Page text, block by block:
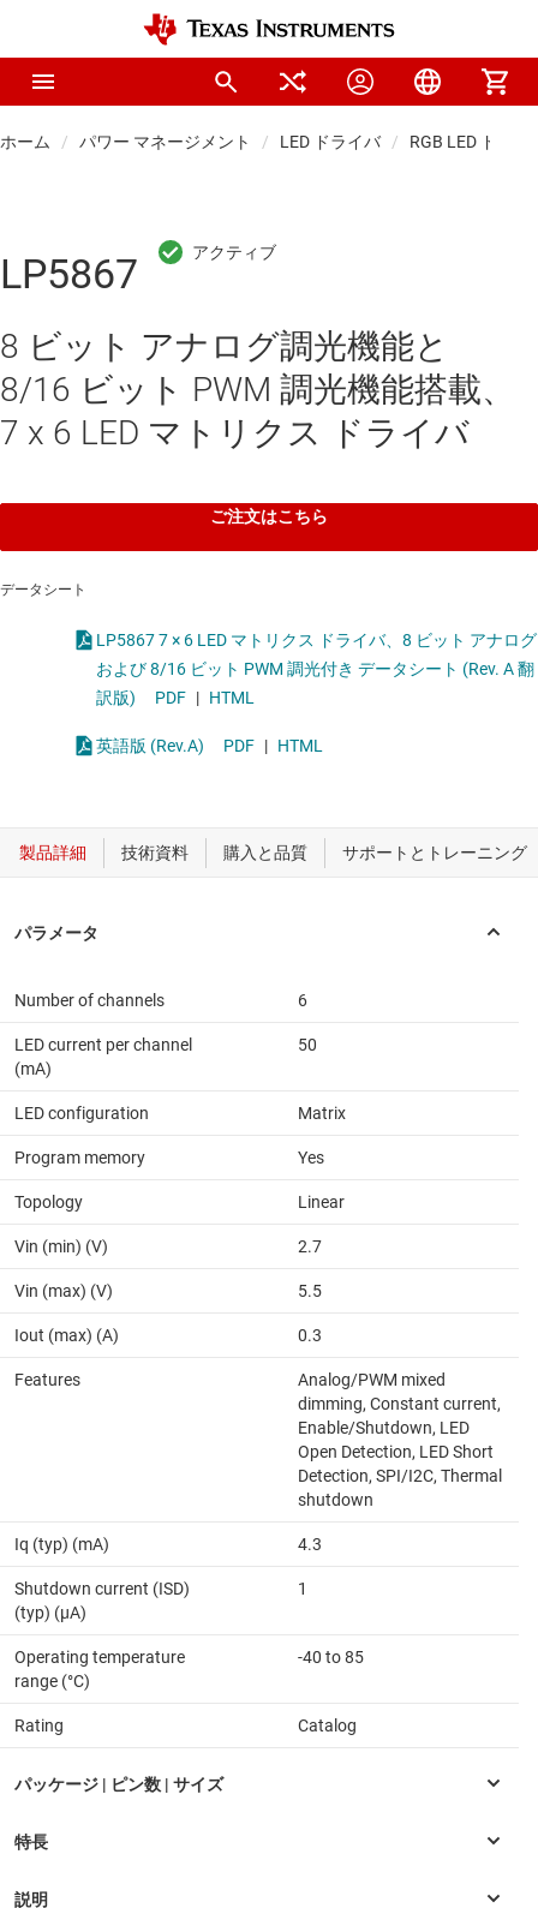
ホーム パワー マネージメント LED ドライバ RGB LED ドライ
LP5867
8 ビット アナログ調光機能と
8/16 ビット PWM 調光機能搭載、‌
7 x 6 LED マトリクス ドライバ
ご注文はこちら
データシート
LP5867 7 × 6 LED マトリクス ドライバ、8 ビット アナログ
および 8/16 ビット PWM 調光付き データシート (Rev. A 翻
訳版)
PDF | HTML
英語版 (Rev.A) PDF | HTML
Number of channels 6
LED current per channel
(mA)
50
LED configuration Matrix
Program memory Yes
Topology Linear
Vin (min) (V) 2.7
Vin (max) (V) 5.5
Iout (max) (A) 0.3
Features
Analog/PWM mixed
dimming, Constant current,
Enable/Shutdown, LED
Open Detection, LED Short
Detection, SPI/I2C, Thermal
shutdown
Iq (typ) (mA) 4.3
Shutdown current (ISD)
(typ) (µA)
1
Operating temperature
range (°C)
-40 to 85
Rating Catalog